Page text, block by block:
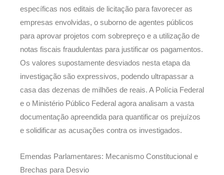
específicas nos editais de licitação para favorecer as
empresas envolvidas, o suborno de agentes públicos
para aprovar projetos com sobrepreço e a utilização de
notas fiscais fraudulentas para justificar os pagamentos.
Os valores supostamente desviados nesta etapa da
investigação são expressivos, podendo ultrapassar a
casa das dezenas de milhões de reais. A Polícia Federal
e o Ministério Público Federal agora analisam a vasta
documentação apreendida para quantificar os prejuízos
e solidificar as acusações contra os investigados.
Emendas Parlamentares: Mecanismo Constitucional e
Brechas para Desvio